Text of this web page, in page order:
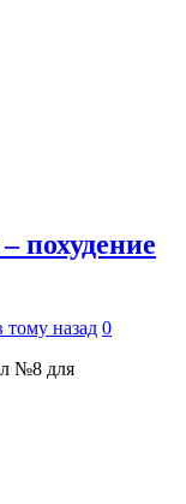
похудение
тому назад 0